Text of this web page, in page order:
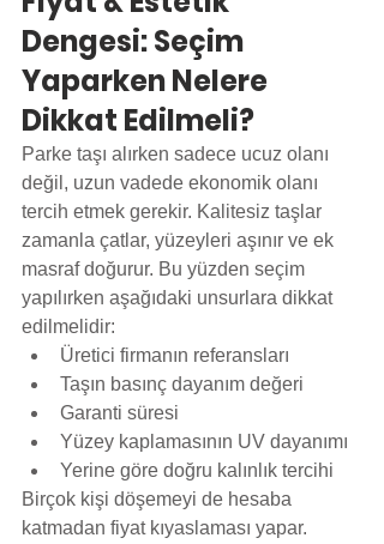
Dengesi: Seçim
Yaparken Nelere
Dikkat Edilmeli?
Parke taşı alırken sadece ucuz olanı
değil, uzun vadede ekonomik olanı
tercih etmek gerekir. Kalitesiz taşlar
zamanla çatlar, yüzeyleri aşınır ve ek
masraf doğurur. Bu yüzden seçim
yapılırken aşağıdaki unsurlara dikkat
edilmelidir:
Üretici firmanın referansları
Taşın basınç dayanım değeri
Garanti süresi
Yüzey kaplamasının UV dayanımı
Yerine göre doğru kalınlık tercihi
Birçok kişi döşemeyi de hesaba
katmadan fiyat kıyaslaması yapar.